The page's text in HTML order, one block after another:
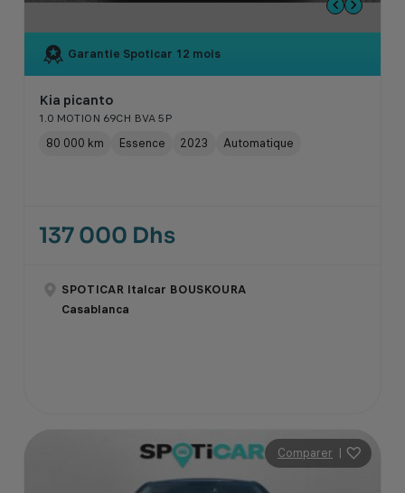
Garantie Spoticar 12 mois
Kia picanto
1.0 MOTION 69CH BVA 5P
80 000 km Essence 2023 Automatique
137 000 Dhs
SPOTICAR Italcar BOUSKOURA
Casablanca
Comparer |